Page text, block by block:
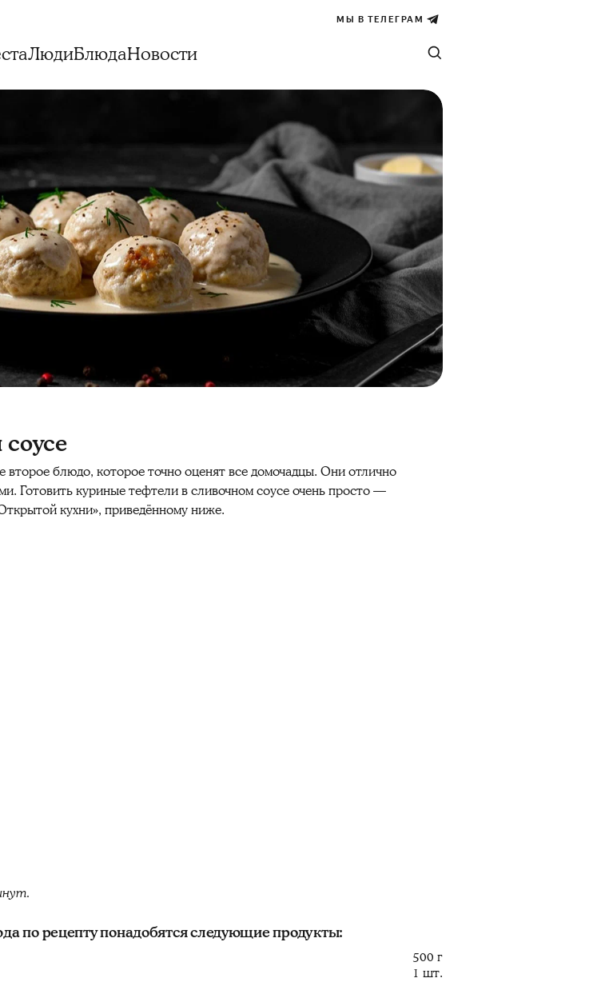
МЫ В ТЕЛЕГРАМ
ЛюдиБлюдаНовости
блюдо, которое точно оценят все домочадцы. Они отлично
Готовить куриные тефтели в сливочном соусе очень просто —
кухни», приведённому ниже.
по рецепту понадобятся следующие продукты:
500 г
1 шт.